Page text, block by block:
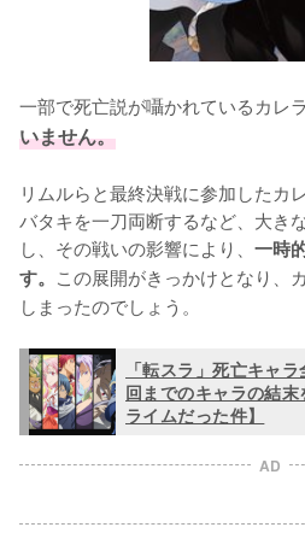
一部で死亡説が囁かれているカレラ
いません。
リムルらと最終決戦に参加したカ
バタキを一刀両断するなど、大き
し、その戦いの影響により、 一時
す。 この展開がきっかけとなり、
しまったのでしょう。
「転スラ」死亡キャ
回までのキャラの結
ライムだった件】
AD